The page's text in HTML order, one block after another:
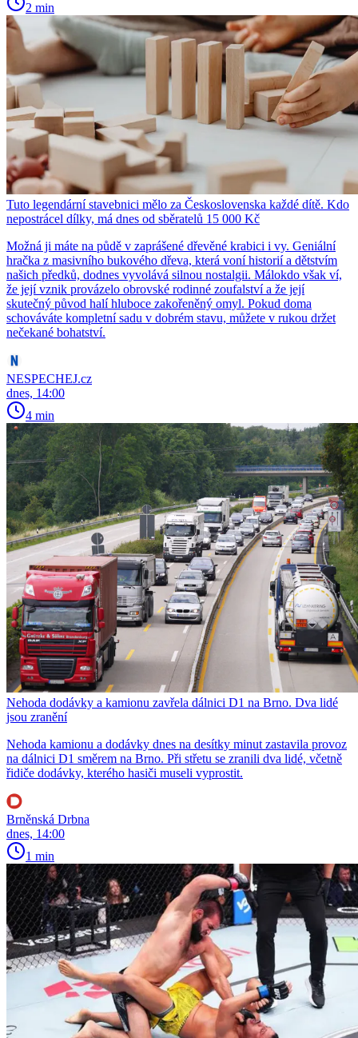
2 min
Tuto legendární stavebnici mělo za Československa každé dítě. Kdo
nepostrácel dílky, má dnes od sběratelů 15 000 Kč
Možná ji máte na půdě v zaprášené dřevěné krabici i vy. Geniální
hračka z masivního bukového dřeva, která voní historií a dětstvím
našich předků, dodnes vyvolává silnou nostalgii. Málokdo však ví,
že její vznik provázelo obrovské rodinné zoufalství a že její
skutečný původ halí hluboce zakořeněný omyl. Pokud doma
schováváte kompletní sadu v dobrém stavu, můžete v rukou držet
nečekané bohatství.
NESPECHEJ.cz
dnes, 14:00
4 min
Nehoda dodávky a kamionu zavřela dálnici D1 na Brno. Dva lidé
jsou zranění
Nehoda kamionu a dodávky dnes na desítky minut zastavila provoz
na dálnici D1 směrem na Brno. Při střetu se zranili dva lidé, včetně
řidiče dodávky, kterého hasiči museli vyprostit.
Brněnská Drbna
dnes, 14:00
1 min